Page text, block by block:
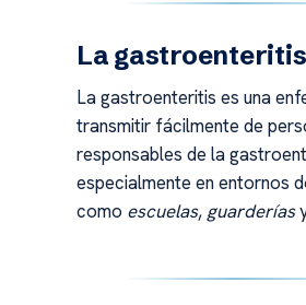
La
La gastroenteritis es una
transmitir fácilmente de
responsables de la
especialmente en entornos
como escuelas, guarderías